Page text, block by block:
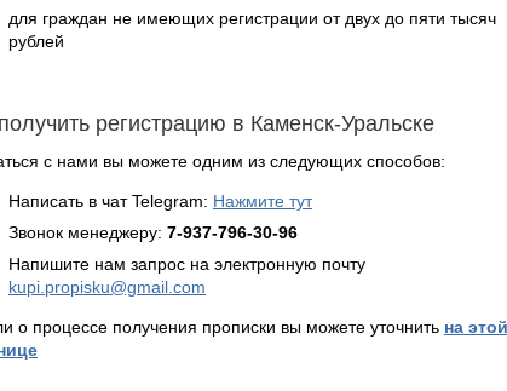
для граждан не имеющих регистрации от двух до пяти тысяч
рублей
регистрацию в Каменск-Уральске
с нами вы можете одним из следующих способов:
Написать в чат Telegram: Нажмите тут
Звонок менеджеру: 7-937-796-30-96
Напишите нам запрос на электронную почту
kupi.propisku@gmail.com
о процессе получения прописки вы можете уточнить на этой